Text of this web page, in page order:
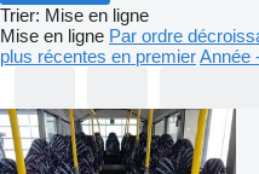
Trier: Mise en ligne
Mise en ligne Par ordre
plus récentes en premierAnnée